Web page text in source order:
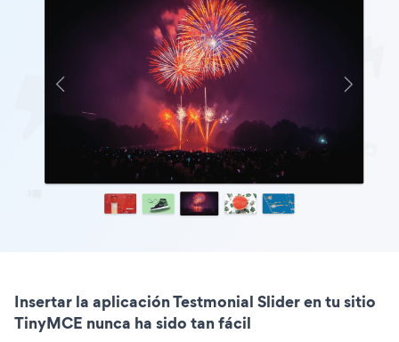
Insertar la aplicación Testmonial Slider en tu sitio
TinyMCE nunca ha sido tan fácil